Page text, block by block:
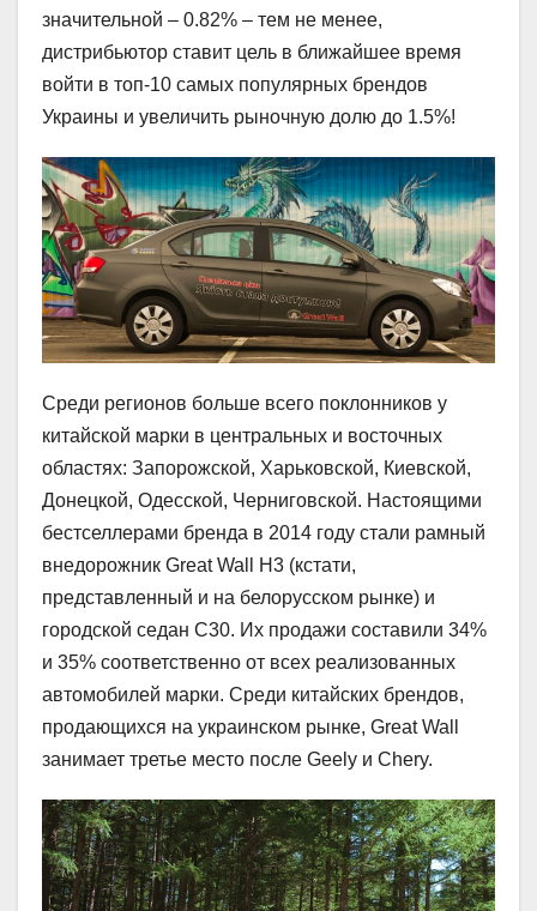
значительной – 0.82% – тем не менее,
дистрибьютор ставит цель в ближайшее время
войти в топ-10 самых популярных брендов
Украины и увеличить рыночную долю до 1.5%!
Среди регионов больше всего поклонников у
китайской марки в центральных и восточных
областях: Запорожской, Харьковской, Киевской,
Донецкой, Одесской, Черниговской. Настоящими
бестселлерами бренда в 2014 году стали рамный
внедорожник Great Wall H3 (кстати,
представленный и на белорусском рынке) и
городской седан C30. Их продажи составили 34%
и 35% соответственно от всех реализованных
автомобилей марки. Среди китайских брендов,
продающихся на украинском рынке, Great Wall
занимает третье место после Geely и Chery.